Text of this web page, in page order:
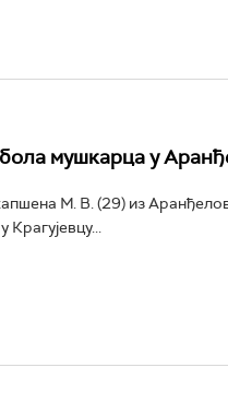
мушкарца у
М. В. (29) из